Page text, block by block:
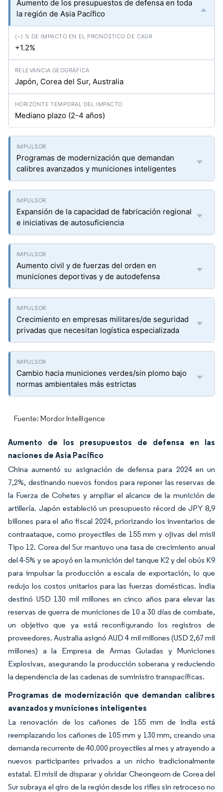
Aumento de los presupuestos de defensa en toda
la región de Asia Pacífico
+1.2%
Japón, Corea del Sur, Australia
Mediano plazo (2-4 años)
Programas de modernización que demandan
calibres avanzados y municiones inteligentes
Expansión de la capacidad de fabricación regional
e iniciativas de autosuficiencia
Aumento civil y de fuerzas del orden en
municiones deportivas y de autodefensa
Crecimiento en empresas militares/de seguridad
privadas que necesitan logística especializada
Cambio hacia municiones verdes/sin plomo bajo
normas ambientales más estrictas
Fuente: Mordor Intelligence
Aumento de los presupuestos de defensa en las
naciones de Asia Pacífico
China aumentó su asignación de defensa para 2024 en un
7,2%, destinando nuevos fondos para reponer las reservas de
la Fuerza de Cohetes y ampliar el alcance de la munición de
artillería. Japón estableció un presupuesto récord de JPY 8,9
billones para el año fiscal 2024, priorizando los inventarios de
contraataque, como proyectiles de 155 mm y ojivas del misil
Tipo 12. Corea del Sur mantuvo una tasa de crecimiento anual
del 4-5% y se apoyó en la munición del tanque K2 y del obús K9
para impulsar la producción a escala de exportación, lo que
redujo los costos unitarios para las fuerzas domésticas. India
destinó USD 130 mil millones en cinco años para elevar las
reservas de guerra de municiones de 10 a 30 días de combate,
un objetivo que ya está reconfigurando los registros de
proveedores. Australia asignó AUD 4 mil millones (USD 2,67 mil
millones) a la Empresa de Armas Guiadas y Municiones
Explosivas, asegurando la producción soberana y reduciendo
la dependencia de las cadenas de suministro transpacíficas.
Programas de modernización que demandan calibres
avanzados y municiones inteligentes
La renovación de los cañones de 155 mm de India está
reemplazando los cañones de 105 mm y 130 mm, creando una
demanda recurrente de 40.000 proyectiles al mes y atrayendo a
nuevos participantes privados a un nicho tradicionalmente
estatal. El misil de disparar y olvidar Cheongeom de Corea del
Sur subraya el giro de la región desde los rifles sin retroceso no